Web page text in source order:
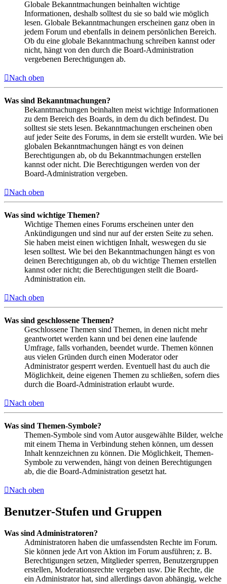
Globale Bekanntmachungen beinhalten wichtige
Informationen, deshalb solltest du sie so bald wie möglich
lesen. Globale Bekanntmachungen erscheinen ganz oben in
jedem Forum und ebenfalls in deinem persönlichen Bereich.
Ob du eine globale Bekanntmachung schreiben kannst oder
nicht, hängt von den durch die Board-Administration
vergebenen Berechtigungen ab.
Nach oben
Was sind Bekanntmachungen?
Bekanntmachungen beinhalten meist wichtige Informationen
zu dem Bereich des Boards, in dem du dich befindest. Du
solltest sie stets lesen. Bekanntmachungen erscheinen oben
auf jeder Seite des Forums, in dem sie erstellt wurden. Wie bei
globalen Bekanntmachungen hängt es von deinen
Berechtigungen ab, ob du Bekanntmachungen erstellen
kannst oder nicht. Die Berechtigungen werden von der
Board-Administration vergeben.
Nach oben
Was sind wichtige Themen?
Wichtige Themen eines Forums erscheinen unter den
Ankündigungen und sind nur auf der ersten Seite zu sehen.
Sie haben meist einen wichtigen Inhalt, weswegen du sie
lesen solltest. Wie bei den Bekanntmachungen hängt es von
deinen Berechtigungen ab, ob du wichtige Themen erstellen
kannst oder nicht; die Berechtigungen stellt die Board-
Administration ein.
Nach oben
Was sind geschlossene Themen?
Geschlossene Themen sind Themen, in denen nicht mehr
geantwortet werden kann und bei denen eine laufende
Umfrage, falls vorhanden, beendet wurde. Themen können
aus vielen Gründen durch einen Moderator oder
Administrator gesperrt werden. Eventuell hast du auch die
Möglichkeit, deine eigenen Themen zu schließen, sofern dies
durch die Board-Administration erlaubt wurde.
Nach oben
Was sind Themen-Symbole?
Themen-Symbole sind vom Autor ausgewählte Bilder, welche
mit einem Thema in Verbindung stehen können, um dessen
Inhalt kennzeichnen zu können. Die Möglichkeit, Themen-
Symbole zu verwenden, hängt von deinen Berechtigungen
ab, die die Board-Administration gesetzt hat.
Nach oben
Benutzer-Stufen und Gruppen
Was sind Administratoren?
Administratoren haben die umfassendsten Rechte im Forum.
Sie können jede Art von Aktion im Forum ausführen; z. B.
Berechtigungen setzen, Mitglieder sperren, Benutzergruppen
erstellen, Moderationsrechte vergeben usw. Die Rechte, die
ein Administrator hat, sind allerdings davon abhängig, welche